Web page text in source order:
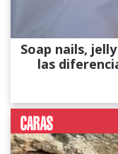
Soap nails,
las